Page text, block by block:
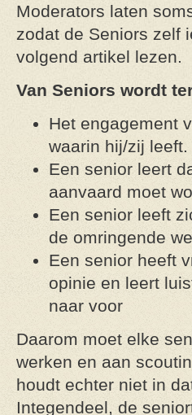
Moderators laten
zodat de Seniors zelf
volgend artikel lezen.
Van Seniors wordt
Het engagement
waarin hij/zij leeft.
Een senior leert
aanvaard moet
Een senior leeft
de omringende
Een senior heeft
opinie en leert
naar voor
Daarom moet elke
werken en aan
houdt echter niet in
Integendeel, de